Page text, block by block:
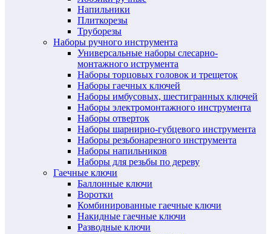
Напильники
Плиткорезы
Труборезы
Наборы ручного инструмента
Универсальные наборы слесарно-
монтажного иструмента
Наборы торцовых головок и трещеток
Наборы гаечных ключей
Наборы имбусовых, шестигранных ключей
Наборы электромонтажного инструмента
Наборы отверток
Наборы шарнирно-губцевого инструмента
Наборы резьбонарезного инструмента
Наборы напильников
Наборы для резьбы по дереву
Гаечные ключи
Баллонные ключи
Воротки
Комбинированные гаечные ключи
Накидные гаечные ключи
Разводные ключи